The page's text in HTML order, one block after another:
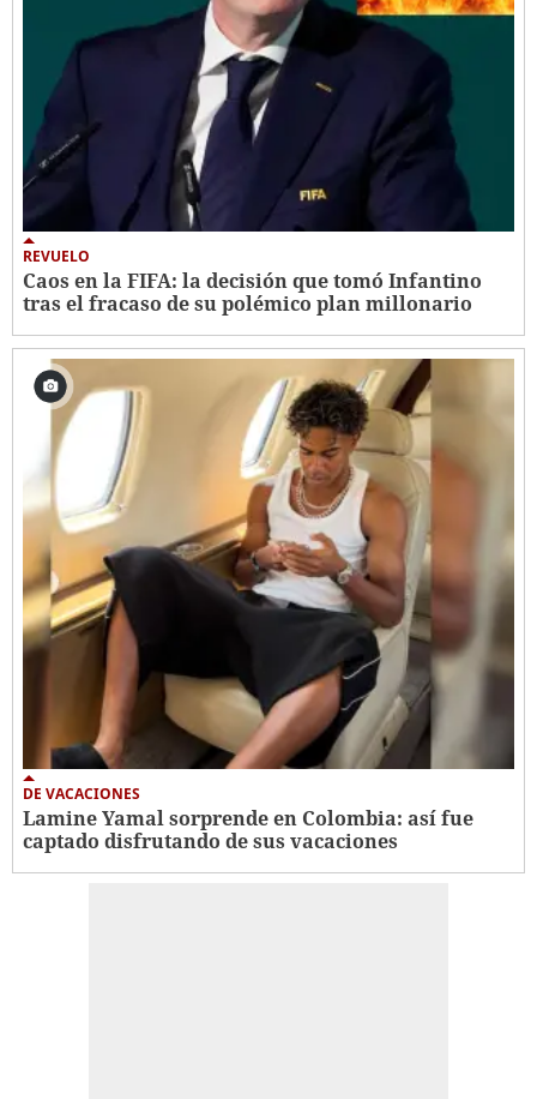
REVUELO
Caos en la FIFA: la decisión que tomó Infantino
tras el fracaso de su polémico plan millonario
DE VACACIONES
Lamine Yamal sorprende en Colombia: así fue
captado disfrutando de sus vacaciones